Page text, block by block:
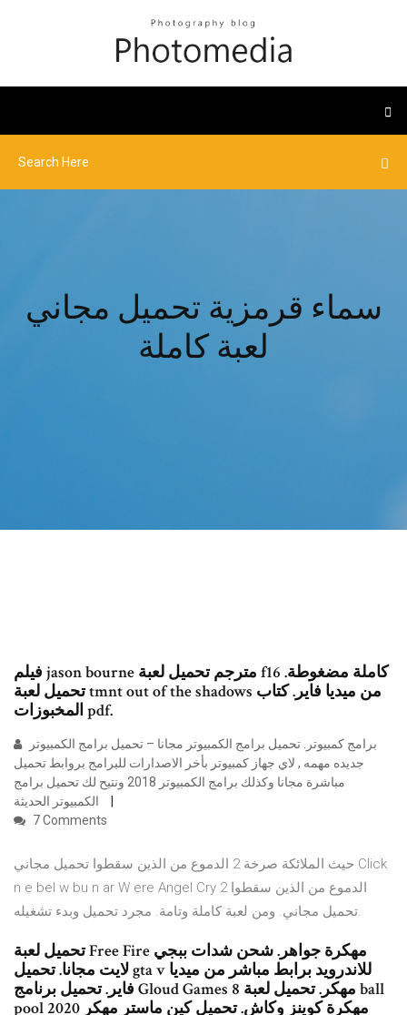
سماء قرمزية تحميل مجاني
لعبة كاملة
فيلم jason bourne مترجم تحميل لعبة f16 كاملة مضغوطة.
تحميل لعبة tmnt out of the shadows من ميديا فاير. كتاب
المخبوزات pdf.
جديده مهمه , لاي جهاز كمبيوتر بأخر الاصدارات للبرامج بروابط تحميل
مباشرة مجانا وكذلك برامج الكمبيوتر 2018 ونتيح لك تحميل برامج
7 Comments
حيث الملائكة صرخة 2 الدموع من الذين سقطوا تحميل مجاني Click
n e bel w bu n ar W ere Angel Cry 2 الدموع من الذين سقطوا
تحميل مجاني. ومن لعبة كاملة وتامة. مجرد تحميل وبدء تشغيله.
تحميل لعبة Free Fire مهكرة جواهر. شحن شدات ببجي
لايت مجانا. تحميل gta v للاندرويد برابط مباشر من ميديا
فاير. تحميل برنامج Gloud Games مهكر. تحميل لعبة 8 ball
pool مهكرة كوينز وكاش. تحميل كين ماستر مهكر 2020